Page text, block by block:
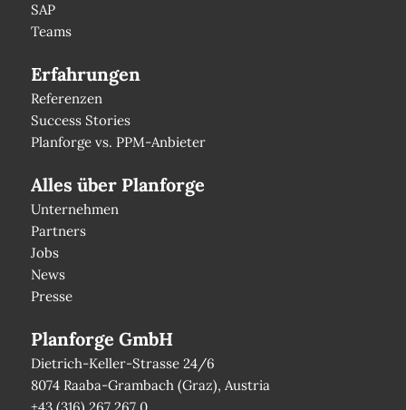
SAP
Teams
Erfahrungen
Referenzen
Success Stories
Planforge vs. PPM-Anbieter
Alles über Planforge
Unternehmen
Partners
Jobs
News
Presse
Planforge GmbH
Dietrich-Keller-Strasse 24/6
8074 Raaba-Grambach (Graz), Austria